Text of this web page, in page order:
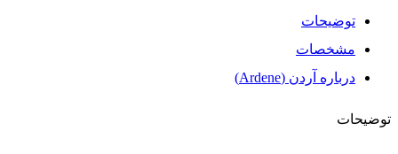
توضیحات
مشخصات
درباره آردن (Ardene)
توضیحات